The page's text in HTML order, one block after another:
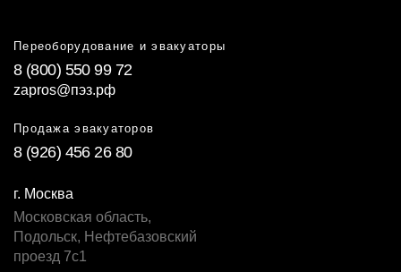
Переоборудование и эвакуаторы
8 (800) 550 99 72
zapros@пэз.рф
Продажа эвакуаторов
8 (926) 456 26 80
г. Москва
Московская область,
Подольск, Нефтебазовский
проезд 7с1